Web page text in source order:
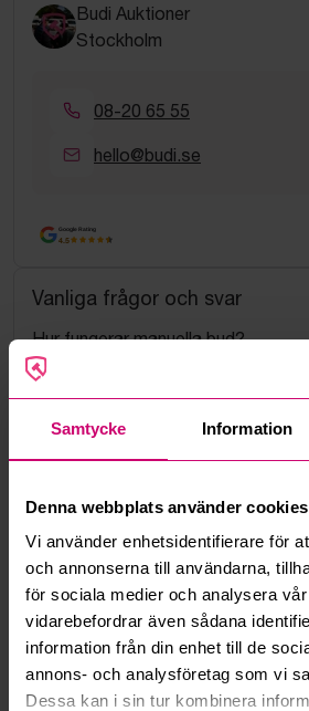
Samtycke Information
Denna webbplats använder cookies
Vi använder enhetsidentifierare för
och annonserna till användarna,
för sociala medier och analysera
vidarebefordrar även sådana
information från din enhet till de
annons- och analysföretag som vi
Dessa kan i sin tur kombinera
Budi Auktioner
Stockholm
08-20 65 55
hello@budi.se
Google Rating
4.5
Vanliga frågor och svar
Hur fungerar manuella bud?
Vad innebär serviceavgift?
Vad är ett reservationspris?
Hur fungerar maxbud?
Hur fungerar budmotorn?
Kan jag ångra ett bud?
Kan ni frakta mina vunna objekt?